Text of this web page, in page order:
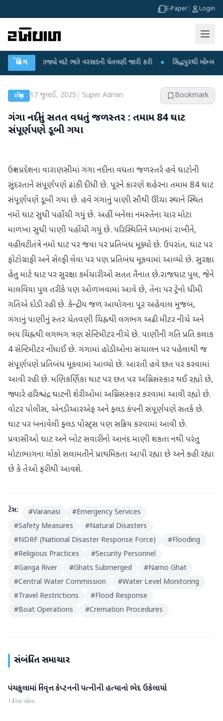
E-Paper Login
બ્રેકિંગ
18 રાજ્યો માટે ભારે વરસાદની ચેતવણી જારી કરી ● સિદ્ધપુરથી બોમ્બ
રાષ્ટ્રીય 17 જુલાઈ, 2025 Super Admin Bookmark
ગંગા નદીનું સતત વધતું જળસ્તર : તમામ 84 ઘાટ
સંપૂર્ણપણે ડૂબી ગયા
ઉત્તર પ્રદેશના વારાણસીમાં ગંગા નદીના વધતા જળસ્તરે હવે ઘાટોની
સુંદરતાને સંપૂર્ણપણે ઢાંકી દીધી છે. પૂરને કારણે શહેરના તમામ 84 ઘાટ
સંપૂર્ણપણે ડૂબી ગયા છે. હવે ગંગાનું પાણી સૌથી ઊંચા સ્થાને સ્થિત
નમો ઘાટ સુધી પહોંચી ગયું છે. અહીં બનેલા નમસ્તેના ચાર મોટા
માળખા સુધી પાણી પહોંચી ગયું છે. પરિસ્થિતિને ધ્યાનમાં રાખીને,
વહીવટીતંત્રે નમો ઘાટ પર જવા પર પ્રતિબંધ મૂક્યો છે. ઉપરાંત, ઘાટ પર
ફોટોગ્રાફી અને સેલ્ફી લેવા પર પણ પ્રતિબંધ મૂકવામાં આવ્યો છે. સુરક્ષા
હેતુ માટે ઘાટ પર સુરક્ષા કર્મચારીઓ સતત તૈનાત છે.રાજઘાટ પુલ, જેને
માલવિયા પુલ તરીકે પણ ઓળખવામાં આવે છે, તેના પર ટ્રેનો ધીમી
ગતિએ દોડી રહી છે. કેન્દ્રીય જળ આયોગના પૂર અહેવાલ મુજબ,
ગંગાનું પાણીનું સ્તર ચેતવણી ચિહ્નથી લગભગ અઢી મીટર નીચે અને
ભય ચિહ્નથી લગભગ ત્રણ સેન્ટિમીટર નીચે છે. પાણીની ગતિ પ્રતિ કલાક
4 સેન્ટિમીટર નોંધાઈ છે. ગંગામાં હોડીઓના સંચાલન પર પહેલાથી જ
સંપૂર્ણપણે પ્રતિબંધ મૂકવામાં આવ્યો છે. આરતી હવે છત પર કરવામાં
આવી રહી છે. મણિકર્ણિકા ઘાટ પર છત પર અગ્નિસંસ્કાર થઈ રહ્યો છે,
જ્યારે હરિશ્ચંદ્ર ઘાટની શેરીઓમાં અગ્નિસંસ્કાર કરવામાં આવી રહ્યો છે.
વોટર પોલીસ, એનડીઆરએફ અને ફ્લડ કંપની સંપૂર્ણપણે સતર્ક છે.
ઘાટ પર બનાવેલી ફ્લડ પોસ્ટ્સ પણ સક્રિય કરવામાં આવી છે.
પ્રવાસીઓ ઘાટ અને બોટ સવારીનો આનંદ માણી શકતા નથી પરંતુ
મોટાભાગના લોકો સલામતીને પ્રાથમિકતા આપી રહ્યા છે અને કહી રહ્યા
છે કે તેઓ ફરીથી આવશે.
ટેગ્સ: #Varanasi #Emergency Services
#Safety Measures #Natural Disasters
#NDRF (National Disaster Response Force) #Flooding
#Religious Practices #Security Personnel
#Ganga River #Ghats Submerged #Namo Ghat
#Central Water Commission #Water Level Monitoring
#Travel Restrictions #Flood Response
#Boat Operations #Cremation Procedures
સંબંધિત સમાચાર
રાષ્ટ્રીય
પંચકુલામાં નિવૃત્ત કેપ્ટનની પત્નીની હત્યાનો ભેદ ઉકેલાયો
1 દિવસ પહેલા